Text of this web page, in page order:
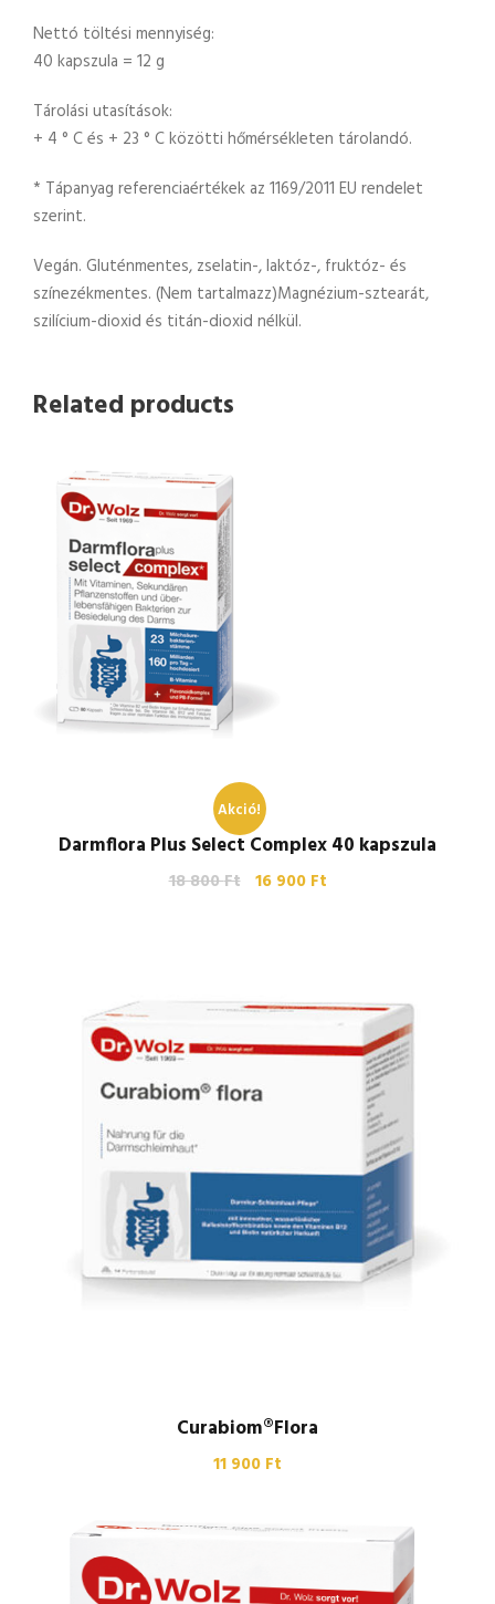
Nettó töltési mennyiség:
40 kapszula = 12 g
Tárolási utasítások:
+ 4 ° C és + 23 ° C közötti hőmérsékleten tárolandó.
* Tápanyag referenciaértékek az 1169/2011 EU rendelet
szerint.
Vegán. Gluténmentes, zselatin-, laktóz-, fruktóz- és
színezékmentes. (Nem tartalmazz)Magnézium-sztearát,
szilícium-dioxid és titán-dioxid nélkül.
Related products
Akció!
Darmflora Plus Select Complex 40 kapszula
18 800Ft 16 900 Ft
Curabiom®Flora
11 900 Ft